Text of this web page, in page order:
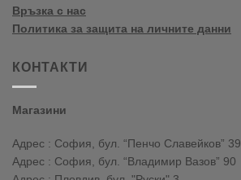
Връзка с нас
Политика за защита на личните данни
КОНТАКТИ
Магазини
Адрес : София, бул. “Пенчо Славейков” 39
Адрес : София, бул. “Владимир Вазов” 90